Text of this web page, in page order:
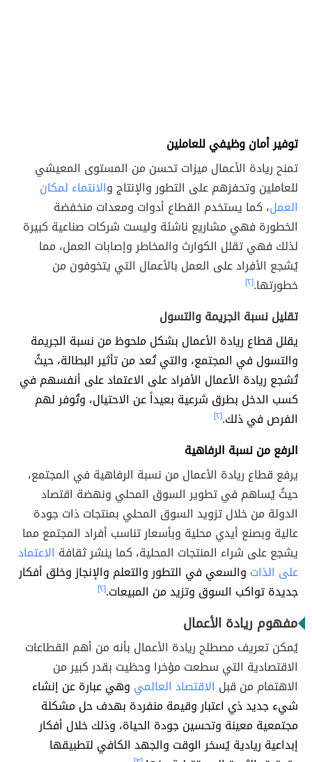
توفير أمان وظيفي للعاملين
تمنح ريادة الأعمال ميزات تحسن من المستوى المعيشي
للعاملين وتحفزهم على التطور والإنتاج والانتماء لمكان
العمل، كما يستخدم القطاع أدوات ومعدات منخفضة
الخطورة فهي مشاريع ناشئة وليست شركات صناعية كبيرة
لذلك فهي تقلل الكوارث والمخاطر وإصابات العمل، مما
يُشجع الأفراد على العمل بالأعمال التي يتخوفون من
خطورتها.[٢]
تقليل نسبة الجريمة والتسول
يقلل قطاع ريادة الأعمال بشكل ملحوظ من نسبة الجريمة
والتسول في المجتمع، والتي تُعد من تأثير البطالة، حيثُ
تُشجع ريادة الأعمال الأفراد على الاعتماد على أنفسهم في
كسب الدخل بطرق شرعية بعيداً عن الاحتيال، وتُوفر لهم
الفرص في ذلك.[٢]
الرفع من نسبة الرفاهية
يرفع قطاع ريادة الأعمال من نسبة الرفاهية في المجتمع،
حيثُ يُساهم في تطوير السوق المحلي ونهضة اقتصاد
الدولة من خلال تزويد السوق المحلي بمنتجات ذات جودة
عالية وبصنع أيدي محلية وبأسعار تناسب أفراد المجتمع مما
يشجع على شراء المنتجات المحلية، كما ينشر ثقافة الاعتماد
على الذات والسعي في التطور والتعلم والإنجاز وخلق أفكار
جديدة تواكب السوق وتزيد من المبيعات.[٢]
مفهوم ريادة الأعمال
يُمكن تعريف مصطلح ريادة الأعمال بأنه من أهم القطاعات
الاقتصادية التي سطعت مؤخرا وحظيت بقدر كبير من
الاهتمام من قبل الاقتصاد العالمي وهي عبارة عن إنشاء
شيء جديد ذي اعتبار وقيمة منفردة بهدف حل مشكلة
مجتمعية معينة وتحسين جودة الحياة، وذلك خلال أفكار
إبداعية ريادية يُسخر الوقت والجهد الكافي لتطبيقها